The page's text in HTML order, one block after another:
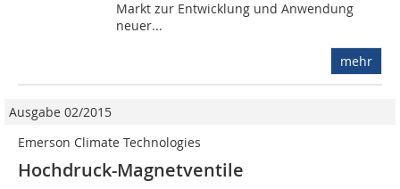
Markt zur Entwicklung und Anwendung
neuer...
mehr
Ausgabe 02/2015
Emerson Climate Technologies
Hochdruck-Magnetventile